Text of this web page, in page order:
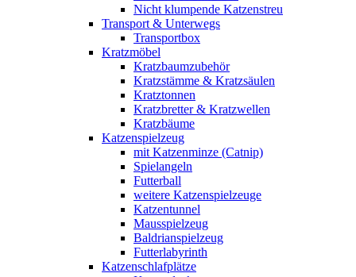
Nicht klumpende Katzenstreu
Transport & Unterwegs
Transportbox
Kratzmöbel
Kratzbaumzubehör
Kratzstämme & Kratzsäulen
Kratztonnen
Kratzbretter & Kratzwellen
Kratzbäume
Katzenspielzeug
mit Katzenminze (Catnip)
Spielangeln
Futterball
weitere Katzenspielzeuge
Katzentunnel
Mausspielzeug
Baldrianspielzeug
Futterlabyrinth
Katzenschlafplätze